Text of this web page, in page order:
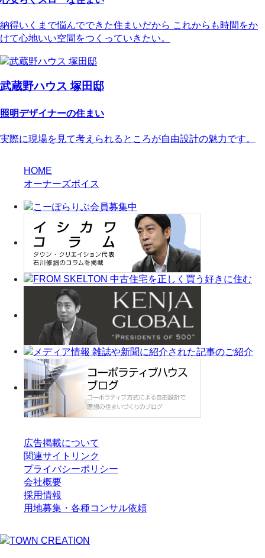
納得いくまで悩んでできた住まいだから これからも時間をか
けて心地いい空間をつくっていきたい。
武蔵野ハウス 塚田邸
照明デザイナーの住まい
実際に現場を見て考えられるところが自由設計の魅力です。
HOME
オーナーズボイス
広告掲載について
関連サイトリンク
プライバシーポリシー
会社概要
採用情報
用地募集・各種コンサル依頼